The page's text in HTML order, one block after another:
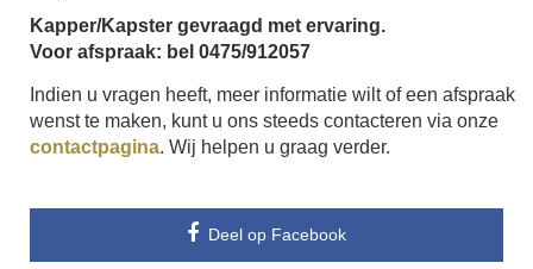
Kapper/Kapster gevraagd met ervaring.
Voor afspraak: bel 0475/912057
Indien u vragen heeft, meer informatie wilt of een afspraak
wenst te maken, kunt u ons steeds contacteren via onze
contactpagina. Wij helpen u graag verder.
Deel op Facebook